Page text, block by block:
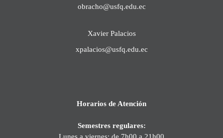
obracho@usfq.edu.ec
Xavier Palacios
xpalacios@usfq.edu.ec
Horarios de Atención
Semestres regulares:
Lunes a viernes: de 7h00 a 21h00